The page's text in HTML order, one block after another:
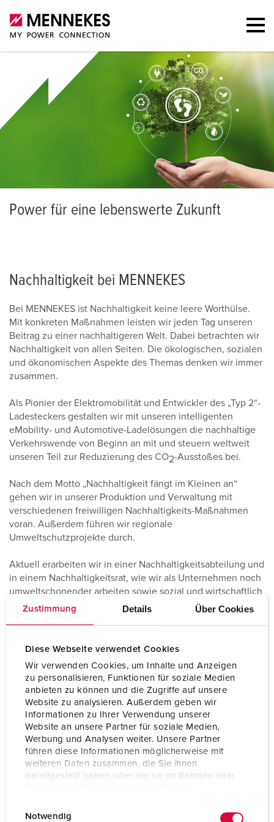
Zustimmung Details Über Cookies
Diese Webseite verwendet Cookies
Wir verwenden Cookies, um Inhalte und Anzeigen
zu personalisieren, Funktionen für soziale Medien
anbieten zu können und die Zugriffe auf unsere
Website zu analysieren. Außerdem geben wir
Informationen zu Ihrer Verwendung unserer
Website an unsere Partner für soziale Medien,
Werbung und Analysen weiter. Unsere Partner
führen diese Informationen möglicherweise mit
weiteren Daten zusammen, die Sie ihnen
bereitgestellt haben oder die sie im Rahmen Ihrer
Notwendig
Power für eine lebenswerte Zukunft
Nachhaltigkeit bei MENNEKES
Bei MENNEKES ist Nachhaltigkeit keine leere Worthülse.
Mit konkreten Maßnahmen leisten wir jeden Tag unseren
Beitrag zu einer nachhaltigeren Welt. Dabei betrachten wir
Nachhaltigkeit von allen Seiten. Die ökologischen, sozialen
und ökonomischen Aspekte des Themas denken wir immer
zusammen.
Als Pionier der Elektromobilität und Entwickler des „Typ 2“-
Ladesteckers gestalten wir mit unseren intelligenten
eMobility- und Automotive-Ladelösungen die nachhaltige
Verkehrswende von Beginn an mit und steuern weltweit
unseren Teil zur Reduzierung des CO2-Ausstoßes bei.
Nach dem Motto „Nachhaltigkeit fängt im Kleinen an“
gehen wir in unserer Produktion und Verwaltung mit
verschiedenen freiwilligen Nachhaltigkeits-Maßnahmen
voran. Außerdem führen wir regionale
Umweltschutzprojekte durch.
Aktuell erarbeiten wir in einer Nachhaltigkeitsabteilung und
in einem Nachhaltigkeitsrat, wie wir als Unternehmen noch
umweltschonender arbeiten sowie sozial und wirtschaftlich
noch nachhaltiger agieren können – in unserer Produktion,
Einen Überblick über unsere Aktivitäten erhalten
Sie hier: